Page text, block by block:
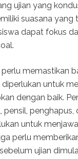
ujian yang
suasana yang
dapat fokus
perlu memastikan
untuk
dengan baik.
pensil, penghapus,
untuk
perlu
ujian